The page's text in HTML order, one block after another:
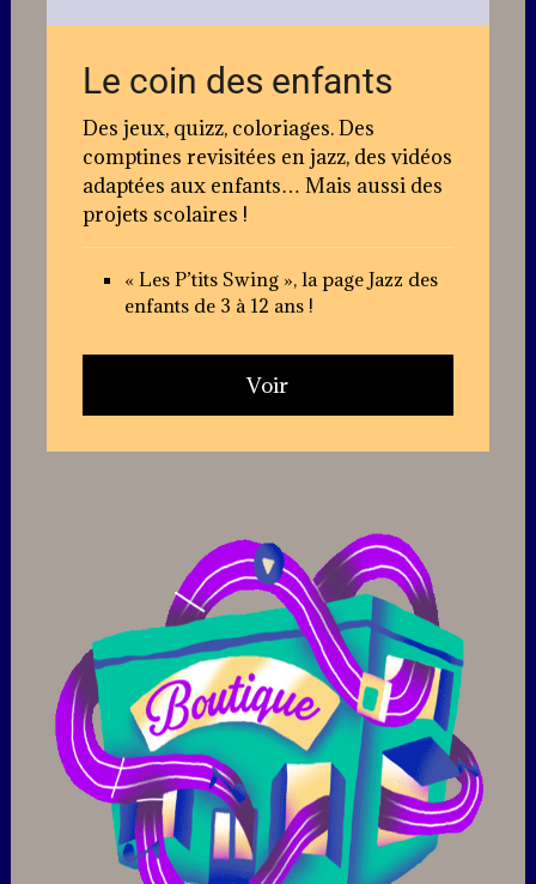
Le coin des enfants
Des jeux, quizz, coloriages. Des
comptines revisitées en jazz, des vidéos
adaptées aux enfants… Mais aussi des
projets scolaires !
« Les P’tits Swing », la page Jazz des
enfants de 3 à 12 ans !
Voir